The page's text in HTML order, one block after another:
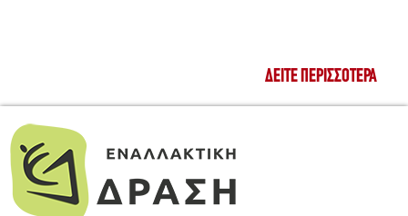
ΔΕΊΤΕ ΠΕΡΙΣΣΌΤΕΡΑ